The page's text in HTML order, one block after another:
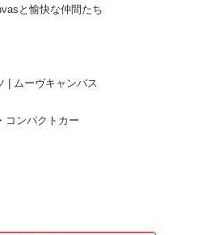
と愉快な仲間たち
| ムーヴキャンバス
コンパクトカー